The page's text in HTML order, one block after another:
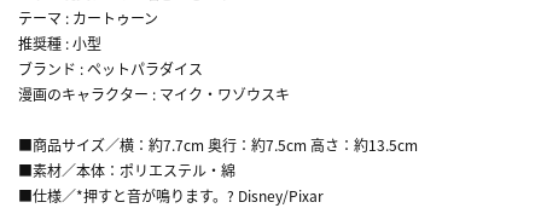
テーマ : カートゥーン
推奨種 : 小型
ブランド : ペットパラダイス
漫画のキャラクター : マイク・ワゾウスキ
■商品サイズ／横：約7.7cm 奥行：約7.5cm 高さ：約13.5cm
■素材／本体：ポリエステル・綿
■仕様／*押すと音が鳴ります。? Disney/Pixar